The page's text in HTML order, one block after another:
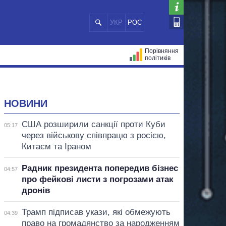
УКР РОС
Порівняння
політиків
НОВИНИ
05:17
США розширили санкції проти Куби
через військову співпрацю з росією,
Китаєм та Іраном
04:57
Радник президента попередив бізнес
про фейкові листи з погрозами атак
дронів
04:39
Трамп підписав укази, які обмежують
право на громадянство за народженням